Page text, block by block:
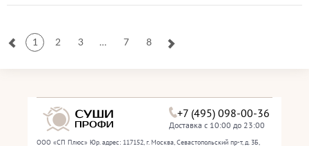
1 2 3 … 7 8
+7 (495) 098-00-36
Доставка с 10:00 до 23:00
ООО «СП Плюс» Юр. адрес: 117152, г. Москва, Севастопольский пр-т, д. 3Б,